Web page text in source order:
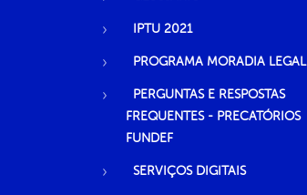
IPTU 2021
PROGRAMA MORADIA LEGAL
PERGUNTAS E RESPOSTAS
FREQUENTES - PRECATÓRIOS
FUNDEF
SERVIÇOS DIGITAIS